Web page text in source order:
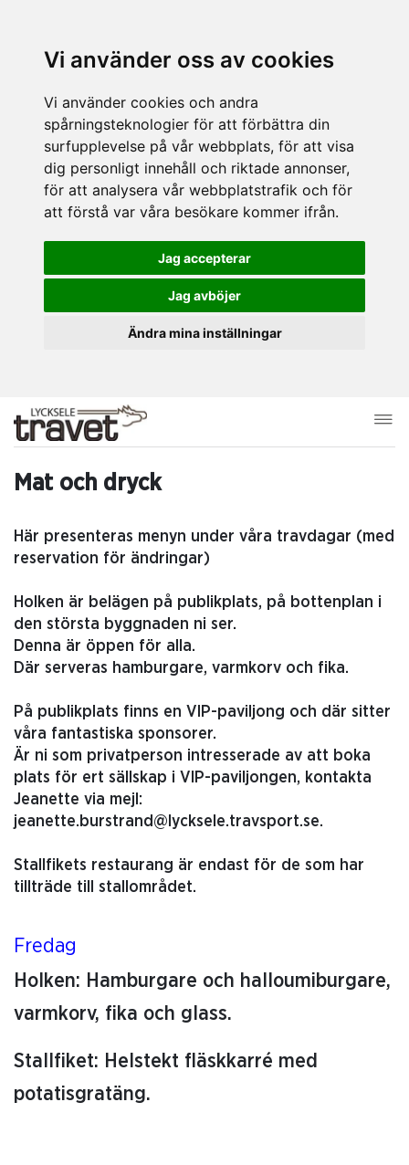
Vi använder oss av cookies
Vi använder cookies och andra
spårningsteknologier för att förbättra din
surfupplevelse på vår webbplats, för att visa
dig personligt innehåll och riktade annonser,
för att analysera vår webbplatstrafik och för
att förstå var våra besökare kommer ifrån.
Jag accepterar
Jag avböjer
Ändra mina inställningar
Mat och dryck
Här presenteras menyn under våra travdagar (med
reservation för ändringar)
Holken är belägen på publikplats, på bottenplan i
den största byggnaden ni ser.
Denna är öppen för alla.
Där serveras hamburgare, varmkorv och fika.
På publikplats finns en VIP-paviljong och där sitter
våra fantastiska sponsorer.
Är ni som privatperson intresserade av att boka
plats för ert sällskap i VIP-paviljongen, kontakta
Jeanette via mejl:
jeanette.burstrand@lycksele.travsport.se.
Stallfikets restaurang är endast för de som har
tillträde till stallområdet.
Fredag
Holken: Hamburgare och halloumiburgare,
varmkorv, fika och glass.
Stallfiket: Helstekt fläskkarré med
potatisgratäng.